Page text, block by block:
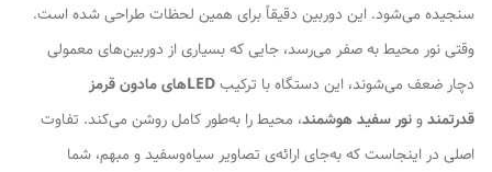
سنجیده می‌شود. این دوربین دقیقاً برای همین لحظات طراحی شده است.
وقتی نور محیط به صفر می‌رسد، جایی که بسیاری از دوربین‌های معمولی
دچار ضعف می‌شوند، این دستگاه با ترکیب
LEDهای مادون قرمز
قدرتمندونور سفید هوشمند، محیط را به‌طور کامل روشن می‌کند. تفاوت
اصلی در اینجاست که به‌جای ارائه‌ی تصاویر سیاه‌وسفید و مبهم، شما